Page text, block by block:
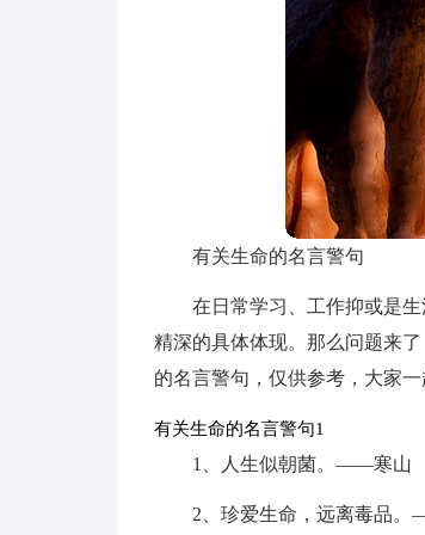
有关生命的名言警句
在日常学习、工作抑或是
精深的具体体现。那么问题来
的名言警句，仅供参考，大家一
有关生命的名言警句1
1、人生似朝菌。——寒山
2、珍爱生命，远离毒品